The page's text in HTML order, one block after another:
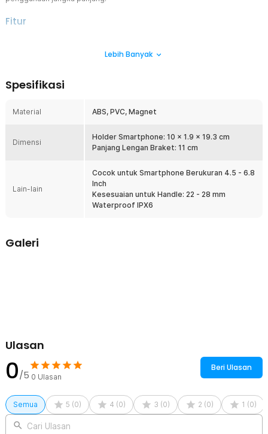
Fitur
Holder ini telah dirancang khusus untuk digunakan di sepeda,
dari elemen cuaca, sementara Anda tetap dapat menggunakan
mudah bergeser berkat fitur magnetik yang disematkan.
Dengan fitur pengaturan sudut 360°, Anda dapat dengan bebas
memutar posisi holder untuk mendapatkan sudut pandang yang
keamanan dan kenyamanan saat Anda berkendara.
Mudah Dipasang dengan Kecocokan Tinggi
Bike holder ini mudah dipasang pada stang sepeda Anda. Selain itu,
holder ini kompatibel dengan smartphone berukuran 4.5 - 6.8 Inch,
memastikan bahwa smartphone Anda aman dan terjamin selama
1 x Kunci L
Lebih Banyak
Spesifikasi
Material ABS, PVC, Magnet
Dimensi
Holder Smartphone: 10 x 1.9 x 19.3 cm
Panjang Lengan Braket: 11 cm
Lain-lain
Cocok untuk Smartphone Berukuran 4.5 - 6.8
Inch
Kesesuaian untuk Handle: 22 - 28 mm
Waterproof IPX6
Galeri
Ulasan
0/5 0 Ulasan
Beri Ulasan
Semua 5 (0) 4 (0) 3 (0) 2 (0) 1 (0)
Cari Ulasan